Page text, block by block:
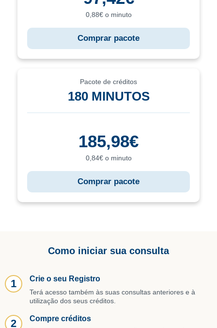
0,88€ o minuto
Comprar pacote
Pacote de créditos
180 MINUTOS
185,98€
0,84€ o minuto
Comprar pacote
Como iniciar sua consulta
1 Crie o seu Registro
Terá acesso também às suas consultas anteriores e à
utilização dos seus créditos.
2 Compre créditos